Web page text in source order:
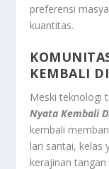
preferensi
kuantitas.
KEMBALI
Meski teknologi
Nyata Kembali
kembali
lari santai, kelas
kerajinan